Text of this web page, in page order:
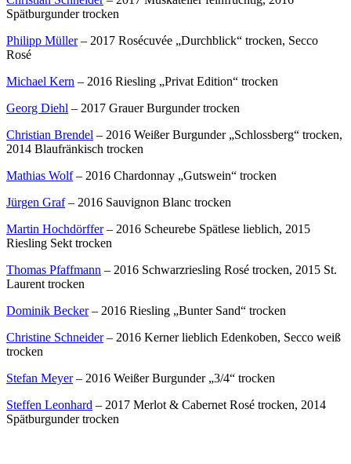
Spätburgunder trocken
Philipp Müller– 2017 Rosécuvée „Durchblick“ trocken, Secco
Rosé
Michael Kern – 2016 Riesling „Privat Edition“ trocken
Georg Diehl – 2017 Grauer Burgunder trocken
Christian Brendel – 2016 Weißer Burgunder „Schlossberg“ trocken,
2014 Blaufränkisch trocken
Mathias Wolf– 2016 Chardonnay „Gutswein“ trocken
Jürgen Graf– 2016 Sauvignon Blanc trocken
Martin Hochdörffer– 2016 Scheurebe Spätlese lieblich, 2015
Riesling Sekt trocken
Thomas Pfaffmann – 2016 Schwarzriesling Rosé trocken, 2015 St.
Laurent trocken
Dominik Becker– 2016 Riesling „Bunter Sand“ trocken
Christine Schneider– 2016 Kerner lieblich Edenkoben, Secco weiß
trocken
Stefan Meyer– 2016 Weißer Burgunder „3/4“ trocken
Steffen Leonhard – 2017 Merlot & Cabernet Rosé trocken, 2014
Spätburgunder trocken